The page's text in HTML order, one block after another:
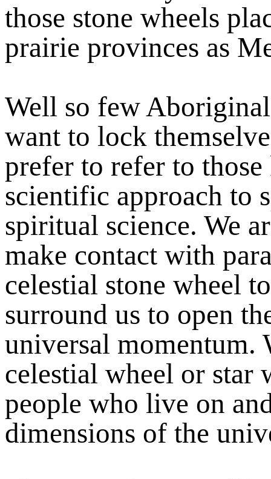
those stone wheels
prairie provinces as
Well so few
want to lock
prefer to refer to
scientific approach to
spiritual science. We
make contact with
celestial stone wheel
surround us to open
universal momentum.
celestial wheel or star
people who live on
dimensions of the